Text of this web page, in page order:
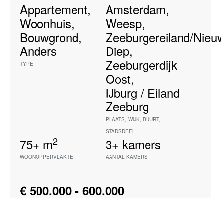
Appartement,
Woonhuis,
Bouwgrond,
Anders
TYPE
Amsterdam,
Weesp,
Zeeburgereiland/
Diep,
Zeeburgerdijk
Oost,
IJburg / Eiland
Zeeburg
PLAATS, WIJK, BUURT,
STADSDEEL
75+ m2
WOONOPPERVLAKTE
3+ kamers
AANTAL KAMERS
€ 500.000 - 600.000